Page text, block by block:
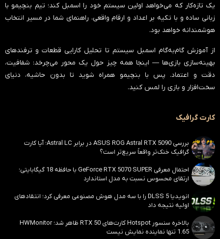
یک تازه‌کار که می‌خواهد اولین سیستم خود را اسمبل کند؛ تیم بنچیمو با
زبانی ساده و با تکیه بر اعداد و ارقام واقعی، راهنمای شما در مسیر انتخاب
هوشمندانه خواهد بود.
از آموزش گام‌به‌گام اسمبل سیستم تا تحلیل کارایی قطعات و ترفندهای
بهینه‌سازی بازی‌ها — اینجا همه چیز حول یک محور می‌چرخد: شفافیت،
دقت و اعتماد. پس با بنچیمو همراه شوید تا بدون حاشیه، دنیای
سخت‌افزار و بازی را لمس کنید.
کارت گرافیک
بررسی ASUS ROG Astral RTX 5090 در برابر Astral LC؛ آیا کارت
گرافیک خنک‌تر واقعاً سریع‌تر است؟
احتمال معرفی GeForce RTX 5070 SUPER با حافظه 18 گیگابایتی؛
ارتقای محسوس نسبت به مدل استاندارد
انویدیا DLSS 5 را با سه مدل هوش مصنوعی معرفی کرد؛ انتقادهای
اولیه نتیجه داد
بالاخره سنسور Hotspot کارت‌های RTX 50 ظاهر شد؛ HWMonitor
1.65 تنها نماینده نمایش نیست